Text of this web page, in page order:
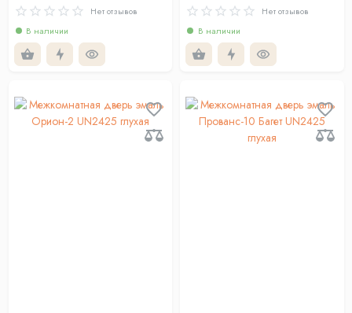
Нет отзывов
В наличии
Нет отзывов
В наличии